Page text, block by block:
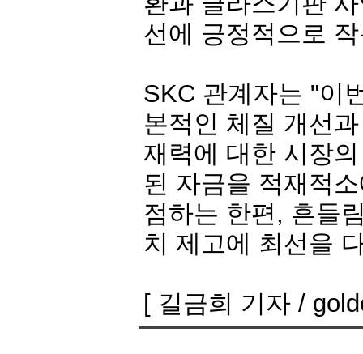
선에 긍정적으로
SKC 관계자는 "이
본적인 체질 개선
재력에 대한 시장
된 자금을 적재적
점하는 한편, 흔들
치 제고에 최선을
[ 길금희 기자 /